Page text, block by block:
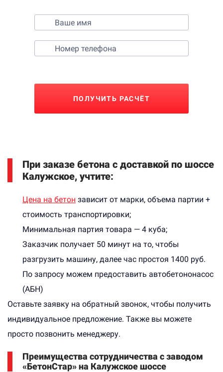
ПОЛУЧИТЬ РАСЧЁТ
При заказе бетона с доставкой по шоссе
Калужское, учтите:
Цена на бетон зависит от марки, объема партии +
стоимость транспортировки;
Минимальная партия товара — 4 куба;
Заказчик получает 50 минут на то, чтобы
разгрузить машину, далее час простоя 1400 руб.
По запросу можем предоставить автобетононасос
(АБН)
Оставьте заявку на обратный звонок, чтобы получить
индивидуальное предложение. Также вы можете
просто позвонить менеджеру.
Преимущества сотрудничества с заводом
«БетонСтар» на Калужское шоссе